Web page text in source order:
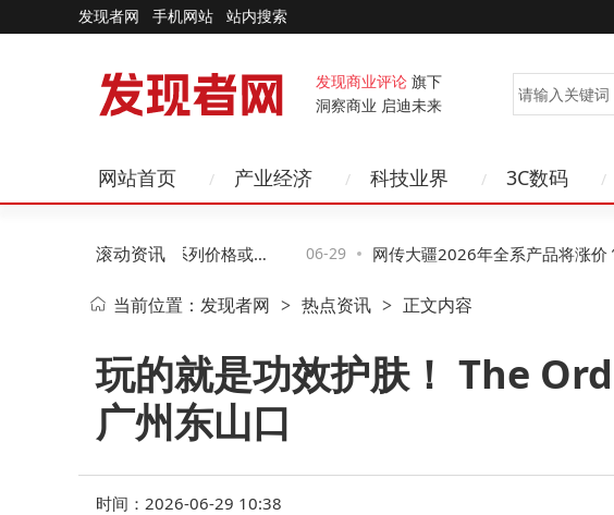
发现者网 手机网站 站内搜索
发现商业评论旗下
洞察商业 启迪未来
网站首页 产业经济 科技业界 3C数码
滚动资讯
下，小米18 Pro系列价格或上
能否延续热销传奇？
06-29 网传大疆2026年全系产品将涨价？官
谣：指导价稳定无调价计划
当前位置： 发现者网 > 热点资讯 > 正文内容
玩的就是功效护肤！ The
广州东山口
时间：2026-06-29 10:38